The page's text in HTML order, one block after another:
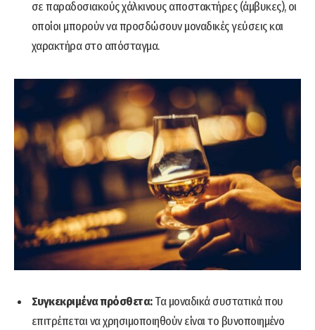
σε παραδοσιακούς χάλκινους αποστακτήρες (άμβυκες), οι
οποίοι μπορούν να προσδώσουν μοναδικές γεύσεις και
χαρακτήρα στο απόσταγμα.
Συγκεκριμένα πρόσθετα:Τα μοναδικά συστατικά που
επιτρέπεται να χρησιμοποιηθούν είναι το βυνοποιημένο